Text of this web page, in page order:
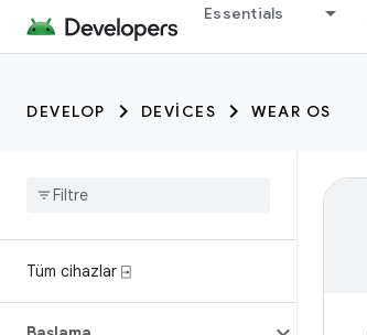
Essentials
DEVELOP DEVICES WEAR OS
Tüm cihazlar ⍈